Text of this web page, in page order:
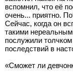
вспомнил, что её
очень... приятно.
Сейчас, когда он
такими
послужили
последствий в
«Сможет ли